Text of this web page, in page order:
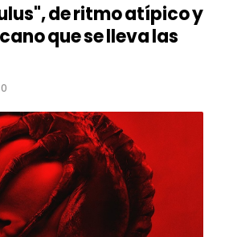
de ritmo atípico y
que se lleva las
0